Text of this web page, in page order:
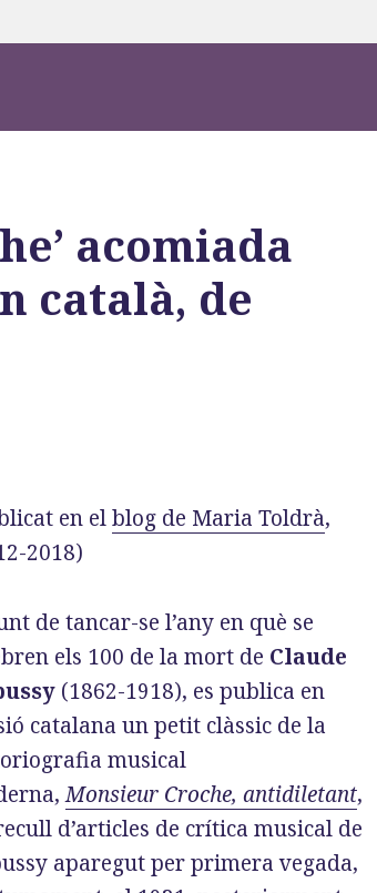
acomiada
català, de
en elblog de Maria Toldrà,
2018)
de tancar-se l’any en què se
els 100 de la mort de Claude
(1862-1918), es publica en
catalana un petit clàssic de la
musical
Monsieur Croche, antidiletant,
d’articles de crítica musical de
aparegut per primera vegada,